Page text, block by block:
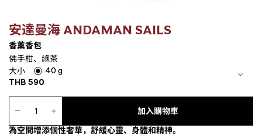
安達曼海 ANDAMAN SAILS
香薰香包
佛手柑、綠茶
大小
40 g
THB590
香
薰
包
加入購物車
為空間增添個性奢華，舒緩心靈、身體和精神。